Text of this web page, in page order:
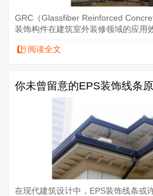
GRC（Glassfiber Reinforced
装饰构件在建筑室外装修领域的应用
阅读全文
你未曾留意的EPS装饰线条
在现代建筑设计中，EPS装饰线条或